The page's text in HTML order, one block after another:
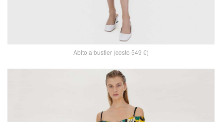
Abito a bustier (costo 549 €)